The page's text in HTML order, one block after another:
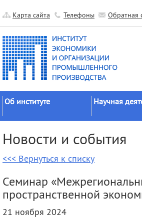
Карта сайта Телефоны Обратная
Об институте
Официальные документы
История
Научные подразделения
Прочие подразделения
Издательская
Научная
исследований
Гранты
Научные
Новости и события
<<< Вернуться к списку
Семинар
пространственной
21 ноября 2024